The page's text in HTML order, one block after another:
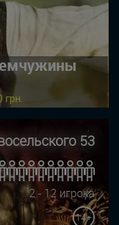
грн.
53
2 - 12 игрока
14+